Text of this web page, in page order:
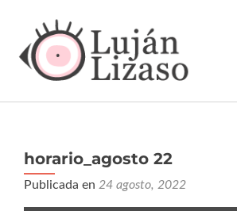
horario_agosto 22
Publicada en 24 agosto, 2022